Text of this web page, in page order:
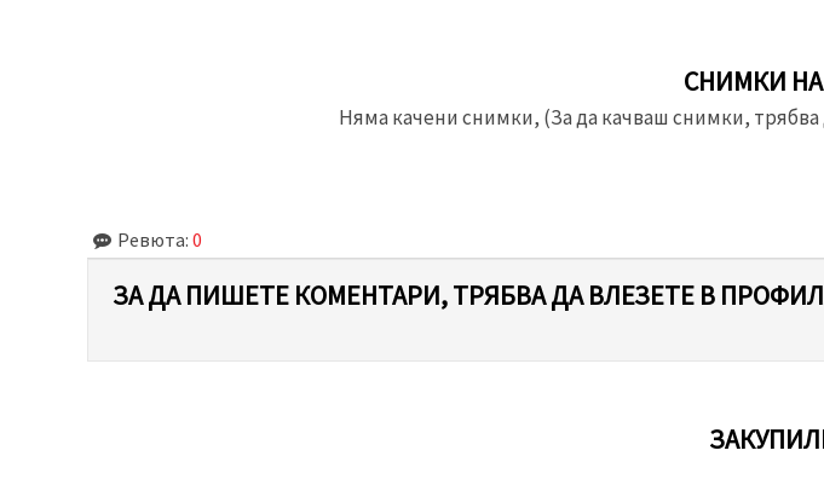
СНИМКИ
Няма качени снимки, (За да качваш снимки,
Ревюта: 0
ЗА ДА ПИШЕТЕ КОМЕНТАРИ, ТРЯБВА ДА ВЛЕЗЕТЕ В